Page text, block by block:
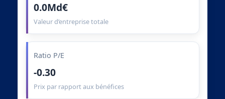
0.0Md€
Valeur d’entreprise totale
Ratio P/E
-0.30
Prix par rapport aux bénéfices